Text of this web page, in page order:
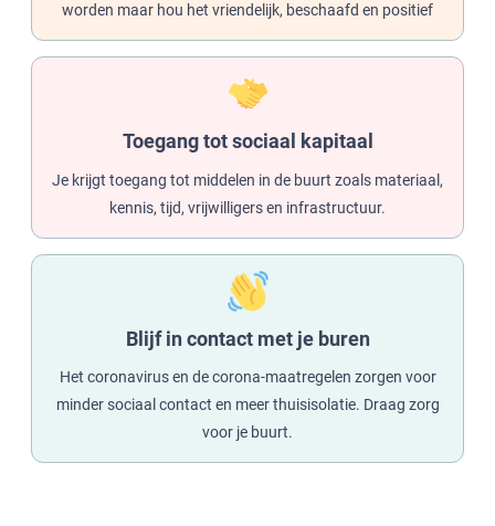
worden maar hou het vriendelijk, beschaafd en positief
Toegang tot sociaal kapitaal
Je krijgt toegang tot middelen in de buurt zoals materiaal,
kennis, tijd, vrijwilligers en infrastructuur.
Blijf in contact met je buren
Het coronavirus en de corona-maatregelen zorgen voor
minder sociaal contact en meer thuisisolatie. Draag zorg
voor je buurt.